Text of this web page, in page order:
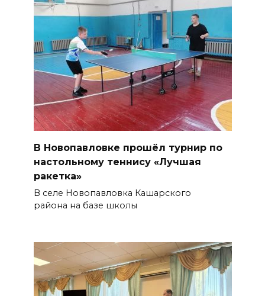
В Новопавловке прошёл турнир по
настольному теннису «Лучшая
ракетка»
В селе Новопавловка Кашарского
района на базе школы